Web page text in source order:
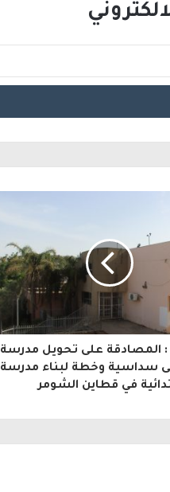
: المصادقة على تحويل مدرسة
سداسية وخطة لبناء مدرسة
في قطاين الشومر